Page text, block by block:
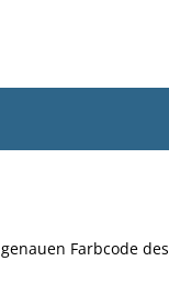
Farbcode des